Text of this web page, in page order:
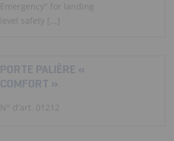
Emergency" for landing
level safety [...]
PORTE PALIÈRE «
COMFORT »
N° d'art. 01212